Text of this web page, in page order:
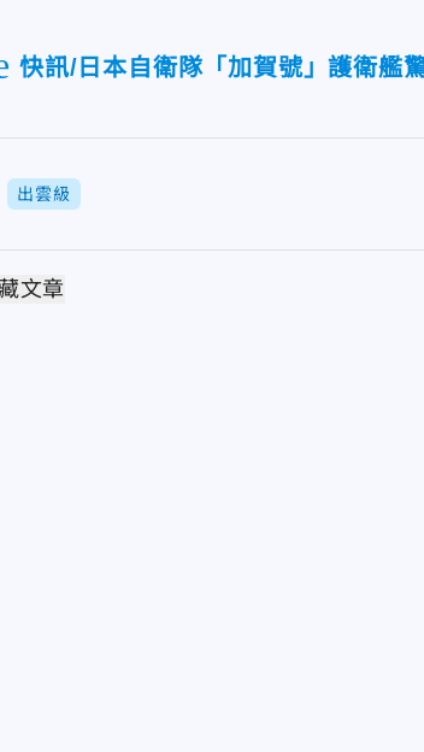
快訊/日本自衛隊「加賀號」護衛
出雲級
文章